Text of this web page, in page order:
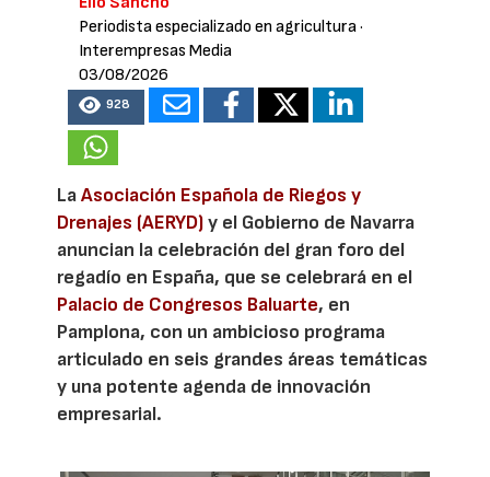
Periodista especializado en agricultura·
Interempresas Media
03/08/2026
928
LaAsociación Española de Riegos y
Drenajes (AERYD)y el Gobierno de Navarra
anuncian la celebración del gran foro del
regadío en España, que se celebrará en el
Palacio de Congresos Baluarte, en
Pamplona, con un ambicioso programa
articulado en seis grandes áreas temáticas
y una potente agenda de innovación
empresarial.